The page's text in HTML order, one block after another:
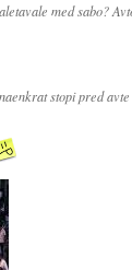
med sabo?
stopi pred